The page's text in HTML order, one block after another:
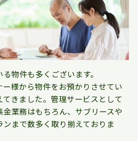
物件も多くございます。
様から物件をお預かりさせてい
きました。管理サービスとして
業務はもちろん、サブリースや
ンまで数多く取り揃えておりま